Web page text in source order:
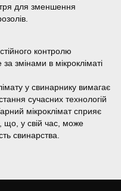
для зменшення
контролю
змінами в мікрокліматі
у свинарнику вимагає
сучасних технологій
мікроклімат сприяє
що, у свій час, може
свинарства.